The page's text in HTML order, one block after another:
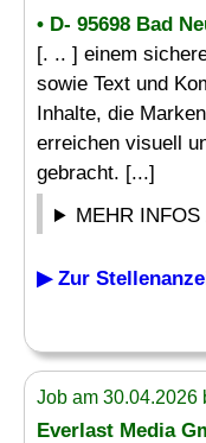
• D- 95698 Bad
[. .. ] einem
sowie Text und
Inhalte, die
erreichen visuell
gebracht. [...]
MEHR
▶ Zur
Job am 30.04.2026
Everlast Media